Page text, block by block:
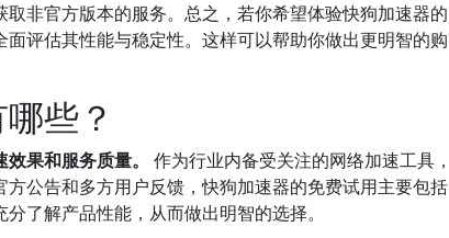
非官方版本的服务。总之，若你希望体验快狗加速器的
评估其性能与稳定性。这样可以帮助你做出更明智的购
些？
果和服务质量。
作为行业内备受关注的网络加速工具，
公告和多方用户反馈，快狗加速器的免费试用主要包括
了解产品性能，从而做出明智的选择。